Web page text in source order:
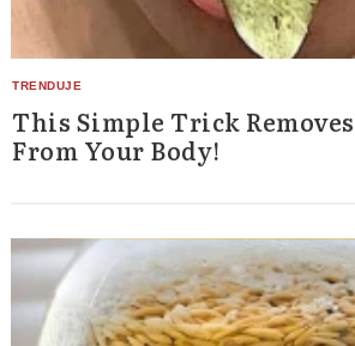
This Simple Trick
From Your Body!